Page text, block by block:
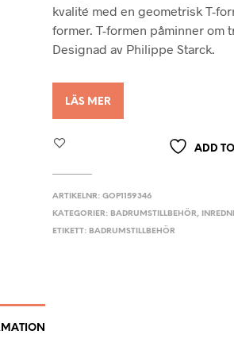
kvalité med en geometrisk T-
former. T-formen påminner om
Designad av Philippe Starck.
LÄS MER
ADD
ARTIKELNR:GOP1159346
KATEGORIER: BADRUMSTILLBEHÖR,
ETIKETT: BADRUMSTILLBEHÖR